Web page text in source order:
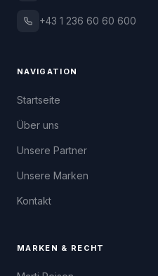
+43 1 236 60 60 600
NAVIGATION
Startseite
Über uns
Unsere Partner
Unsere Marken
Kontakt
MARKEN & RECHT